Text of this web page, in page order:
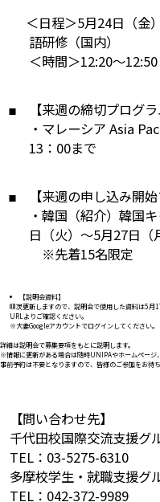
＜日程＞5月24日（金
語研修（国内）
＜時間＞12:20～12:50
【来週の締切プログラ
・マレーシア Asia
13：00まで
【来週の申し込み開
・韓国（紹介）韓国
日（火）～5月27日（
※先着15名限定
【説明会資料】
順次更新しますので、説明会で使用した資料は5
URLよりご確認ください。
※大妻Googleアカウントでログインしてください。
詳細は説明会で募集要項をもとに説明します。
※情報に更新がある場合は随時UNIPAやホームペー
事前予約は不要となりますので、皆様のご参加をお待
【問い合わせ先】
千代田校国際交流支援グ
TEL：03-5275-6310
多摩校学生・就職支援グ
TEL：042-372-9989